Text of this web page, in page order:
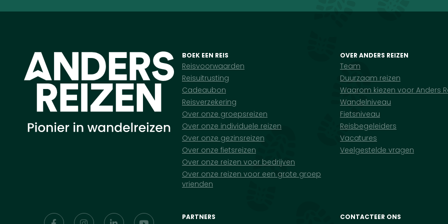
OVER ANDERS REIZEN
Team
Duurzaam reizen
Waarom kiezen voor Anders
Wandelniveau
Fietsniveau
Reisbegeleiders
Vacatures
Veelgestelde vragen
BOEK EEN REIS
Reisvoorwaarden
Reisuitrusting
Cadeaubon
Reisverzekering
Over onze groepsreizen
Over onze individuele reizen
Over onze gezinsreizen
Over onze fietsreizen
Over onze reizen voor bedrijven
Over onze reizen voor een grote groep
vrienden
CONTACTEER ONS
PARTNERS